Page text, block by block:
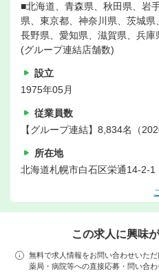
■北海道、青森県、秋田県、岩
県、東京都、神奈川県、茨城県
長野県、愛知県、滋賀県、兵
(グループ連結店舗数)
設立
1975年05月
従業員数
【グループ連結】8,834名（
所在地
北海道札幌市白石区栄通14-2-1
この求人に興味
無料で求人情報をお問い合わせいただ
薬局・病院等への直接応募・問い合